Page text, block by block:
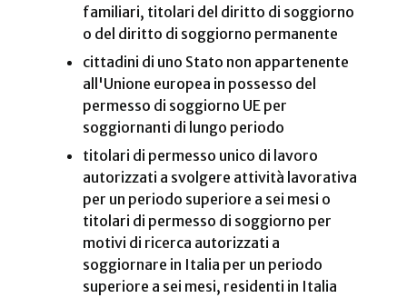
familiari, titolari del diritto di soggiorno
o del diritto di soggiorno permanente
cittadini di uno Stato non appartenente
all'Unione europea in possesso del
permesso di soggiorno UE per
soggiornanti di lungo periodo
titolari di permesso unico di lavoro
autorizzati a svolgere attività lavorativa
per un periodo superiore a sei mesi o
titolari di permesso di soggiorno per
motivi di ricerca autorizzati a
soggiornare in Italia per un periodo
superiore a sei mesi, residenti in Italia